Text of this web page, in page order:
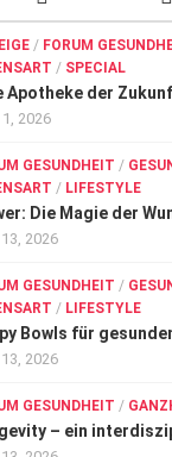
/ FORUM
/ SPECIAL
Apotheke der
1, 2026
GESUNDHEIT /
/ LIFESTYLE
Die Magie der
13, 2026
GESUNDHEIT /
/ LIFESTYLE
Bowls für
13, 2026
GESUNDHEIT /
– ein